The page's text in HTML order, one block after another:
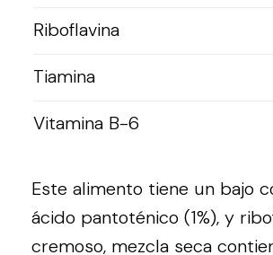
Riboflavina
Tiamina
Vitamina B-6
Este alimento tiene un bajo
ácido pantoténico (1%), y
cremoso, mezcla seca